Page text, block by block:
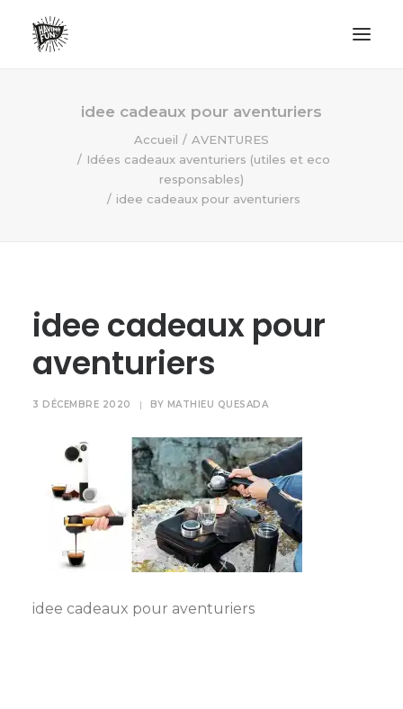
LIFESTYLE
ECO FRIENDLY
RECHERCHE
idee cadeaux pour aventuriers
Accueil
AVENTURES
Idées cadeaux aventuriers (utiles et eco
responsables)
idee cadeaux pour aventuriers
idee cadeaux pour
aventuriers
3 DÉCEMBRE 2020 | BY MATHIEU QUESADA
idee cadeaux pour aventuriers